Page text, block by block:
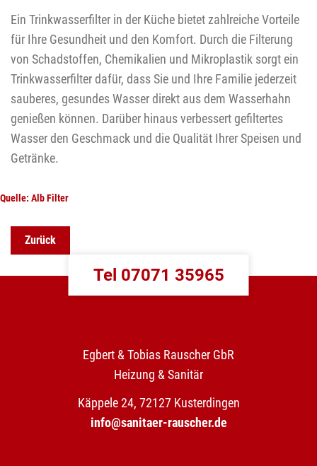
Ein Trinkwasserfilter in der Küche bietet zahlreiche Vorteile
für Ihre Gesundheit und den Komfort. Durch die Filterung
von Schadstoffen, Chemikalien und Mikroplastik sorgt ein
Trinkwasserfilter dafür, dass Sie und Ihre Familie jederzeit
sauberes, gesundes Wasser direkt aus dem Wasserhahn
genießen können. Darüber hinaus verbessert gefiltertes
Wasser den Geschmack und die Qualität Ihrer Speisen und
Getränke.
Quelle: Alb Filter
Zurück
Tel 07071 35965
Egbert & Tobias Rauscher GbR
Heizung & Sanitär
Käppele 24, 72127 Kusterdingen
info@sanitaer-rauscher.de